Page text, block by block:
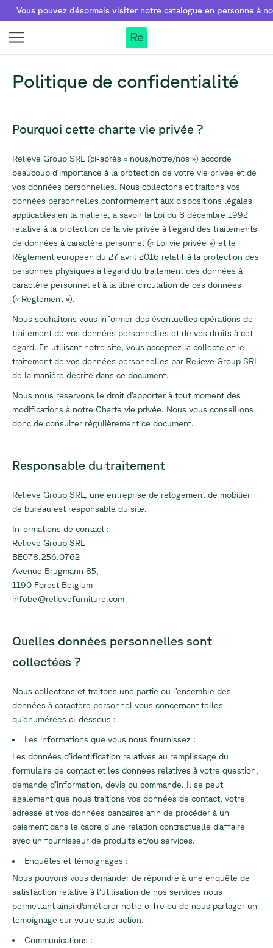
pouvez désormais visiter notre catalogue en personne à notre
Re
Politique de confidentialité
Pourquoi cette charte vie privée ?
Relieve Group SRL (ci-après « nous/notre/nos ») accorde
beaucoup d’importance à la protection de votre vie privée et de
vos données personnelles. Nous collectons et traitons vos
données personnelles conformément aux dispositions légales
applicables en la matière, à savoir la Loi du 8 décembre 1992
relative à la protection de la vie privée à l’égard des traitements
de données à caractère personnel (« Loi vie privée ») et le
Règlement européen du 27 avril 2016 relatif à la protection des
personnes physiques à l’égard du traitement des données à
caractère personnel et à la libre circulation de ces données
(« Règlement »).
Nous souhaitons vous informer des éventuelles opérations de
traitement de vos données personnelles et de vos droits à cet
égard. En utilisant notre site, vous acceptez la collecte et le
traitement de vos données personnelles par Relieve Group SRL
de la manière décrite dans ce document.
Nous nous réservons le droit d’apporter à tout moment des
modifications à notre Charte vie privée. Nous vous conseillons
donc de consulter régulièrement ce document.
Responsable du traitement
Relieve Group SRL, une entreprise de relogement de mobilier
de bureau est responsable du site.
Informations de contact :
Relieve Group SRL
BE078.256.0762
Avenue Brugmann 85,
1190 Forest Belgium
infobe@relievefurniture.com
Quelles données personnelles sont
collectées ?
Nous collectons et traitons une partie ou l’ensemble des
données à caractère personnel vous concernant telles
qu’énumérées ci-dessous :
Les informations que vous nous fournissez :
Les données d’identification relatives au remplissage du
formulaire de contact et les données relatives à votre question,
demande d’information, devis ou commande. Il se peut
également que nous traitions vos données de contact, votre
adresse et vos données bancaires afin de procéder à un
paiement dans le cadre d’une relation contractuelle d’affaire
avec un fournisseur de produits et/ou services.
Enquêtes et témoignages :
Nous pouvons vous demander de répondre à une enquête de
satisfaction relative à l’utilisation de nos services nous
permettant ainsi d’améliorer notre offre ou de nous partager un
témoignage sur votre satisfaction.
Communications :